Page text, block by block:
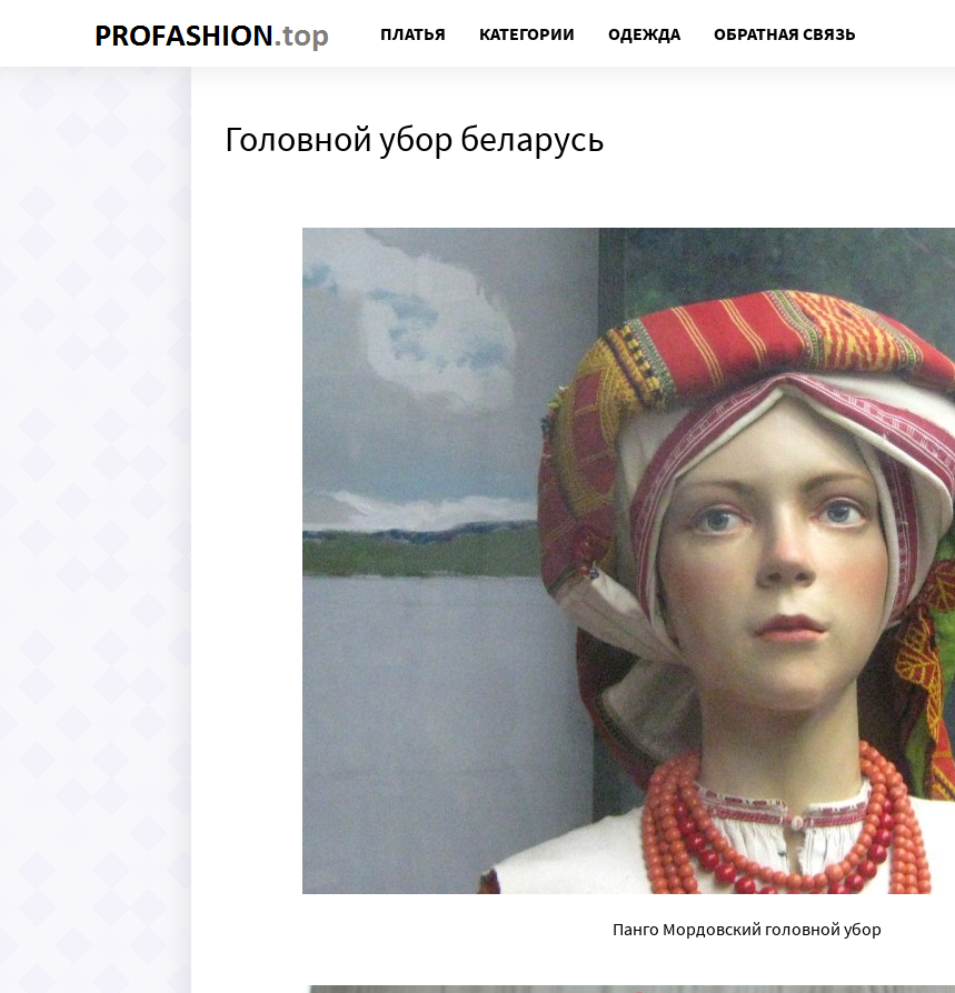
ПЛАТЬЯ КАТЕГОРИИ ОДЕЖДА ОБРАТНАЯ СВЯЗЬ
Головной убор беларусь
Панго Мордовский головной убор